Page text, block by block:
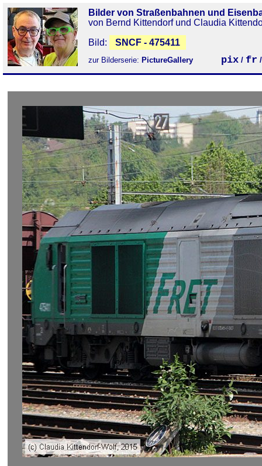
Bilder von Straßenbahnen und
von Bernd Kittendorf und Claudia
Bild:
SNCF - 475411
zur Bilderserie: PictureGallery pix / fr